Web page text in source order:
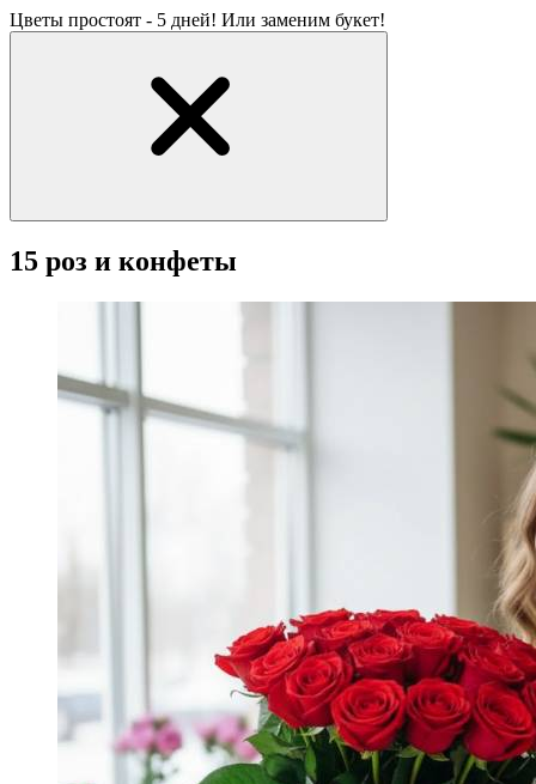
Цветы простоят - 5 дней! Или заменим букет!
15 роз и конфеты